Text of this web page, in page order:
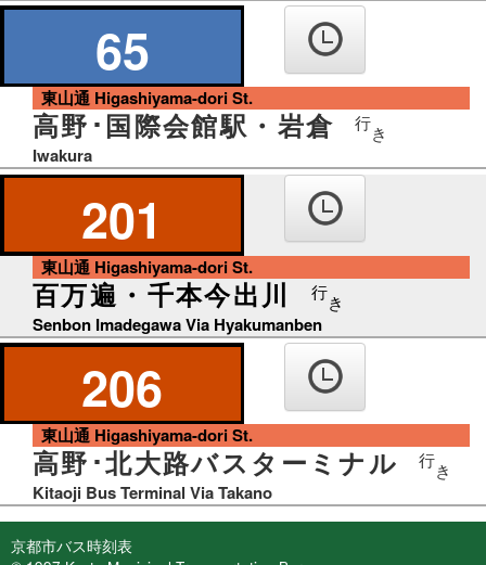
65
東山通 Higashiyama-dori St.
高野･国際会館駅・岩倉 行き
Iwakura
201
東山通 Higashiyama-dori St.
百万遍・千本今出川 行き
Senbon Imadegawa Via Hyakumanben
206
東山通 Higashiyama-dori St.
高野･北大路バスターミナル 行き
Kitaoji Bus Terminal Via Takano
京都市バス時刻表